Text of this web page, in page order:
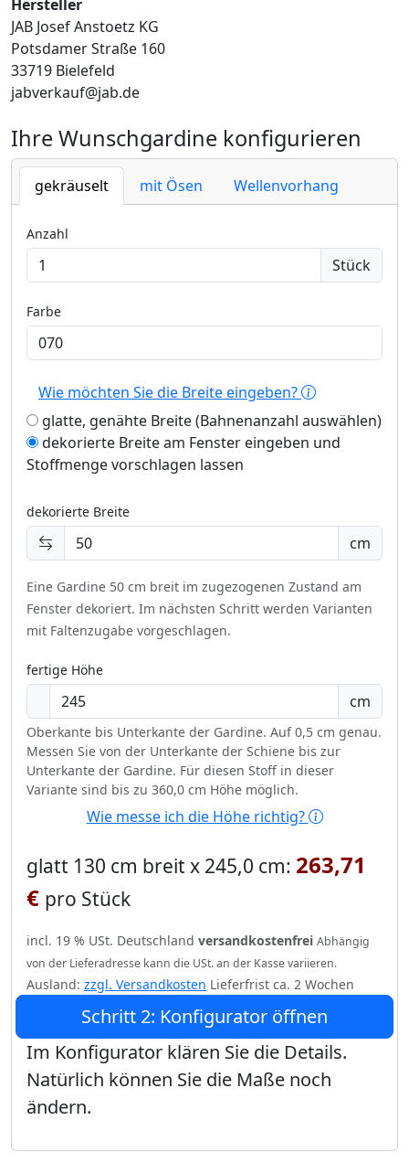
Hersteller
JAB Josef Anstoetz KG
Potsdamer Straße 160
33719 Bielefeld
jabverkauf@jab.de
Ihre Wunschgardine konfigurieren
gekräuselt mit Ösen Wellenvorhang
Anzahl
Stück
Farbe
Wie möchten Sie die Breite eingeben?
glatte, genähte Breite (Bahnenanzahl auswählen)
dekorierte Breite am Fenster eingeben und
Stoffmenge vorschlagen lassen
dekorierte Breite
cm
Eine Gardine 50 cm breit im zugezogenen Zustand am
Fenster dekoriert. Im nächsten Schritt werden Varianten
mit Faltenzugabe vorgeschlagen.
fertige Höhe
cm
Oberkante bis Unterkante der Gardine. Auf 0,5 cm genau.
Messen Sie von der Unterkante der Schiene bis zur
Unterkante der Gardine. Für diesen Stoff in dieser
Variante sind bis zu 360,0 cm Höhe möglich.
Wie messe ich die Höhe richtig?
glatt 130 cm breit x 245,0 cm: 263,71
€ pro Stück
incl. 19 % USt. Deutschland versandkostenfrei Abhängig
von der Lieferadresse kann die USt. an der Kasse variieren.
Ausland: zzgl. Versandkosten Lieferfrist ca. 2 Wochen
Schritt 2: Konfigurator öffnen
Im Konfigurator klären Sie die Details.
Natürlich können Sie die Maße noch
ändern.